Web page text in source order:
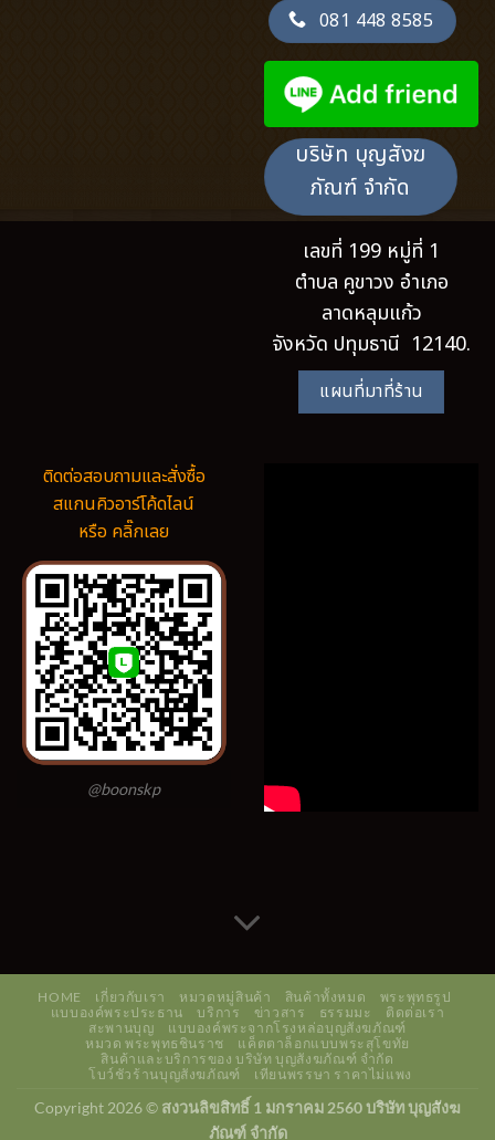
081 448 8585
บริษัท บุญสังฆ
ภัณฑ์ จำกัด
เลขที่ 199 หมู่ที่ 1
ตำบล คูขาวง อำเภอ
ลาดหลุมแก้ว
จังหวัด ปทุมธานี 12140.
แผนที่มาที่ร้าน
ติดต่อสอบถามและสั่งซื้อ
สแกนคิวอาร์โค้ดไลน์
หรือ คลิ๊กเลย
@boonskp
HOME เกี่ยวกับเรา หมวดหมู่สินค้า สินค้าทั้งหมด
พระพุทธรูป
แบบองค์พระประธาน
บริการ ข่าวสาร ธรรมมะ
ติดต่อเรา
สะพานบุญ
แบบองค์พระจากโรงหล่อบุญสังฆภัณฑ์
หมวด พระพุทธชินราช
แค็ตตาล็อกแบบพระสุโขทัย
สินค้าและบริการของ บริษัท บุญสังฆภัณฑ์ จำกัด
โบว์ชัวร้านบุญสังฆภัณฑ์
เทียนพรรษา ราคาไม่แพง
Copyright 2026 © สงวนลิขสิทธิ์ 1 มกราคม 2560 บริษัท บุญสังฆ
ภัณฑ์ จำกัด